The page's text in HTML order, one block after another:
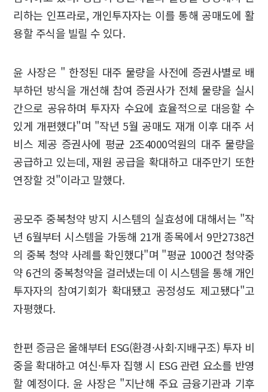
리하는 인프라로, 개인투자자는 이를 통해 공매도에 활
용할 주식을 빌릴 수 있다.
윤 사장은 " 한정된 대주 물량을 사전에 증권사별로 배
부하던 방식을 개선해 참여 증권사가 전체 물량을 실시
간으로 공유하며 투자자 수요에 효율적으로 대응할 수
있게 개편했다"며 "작년 5월 공매도 재개 이후 대주 서
비스 제공 증권사에 평균 2조4000억원의 대주 물량을
공급하고 있는데, 재원 공급을 확대하고 대주만기 또한
연장할 것"이라고 말했다.
공모주 중복청약 방지 시스템의 실효성에 대해서는 "작
년 6월부터 시스템을 가동해 21개 종목에서 9만2738건
의 중복 청약 사례를 확인했다"며 "평균 1000건 청약중
약 6건의 중복청약을 걸러냈는데 이 시스템을 통해 개인
투자자의 참여기회가 확대됐고 공정성도 제고됐다"고
자평했다.
한편 증금은 올해부터 ESG(환경·사회·지배구조) 투자 비
중을 확대하고 여신·투자 집행 시 ESG 관련 요소를 반영
할 예정이다. 윤 사장은 "지난해 주요 금융기관과 기후